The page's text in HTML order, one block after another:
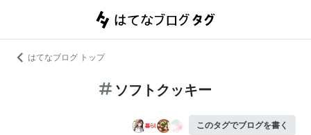
はてなブログ トップ
ソフトクッキー
このタグでブログを書く